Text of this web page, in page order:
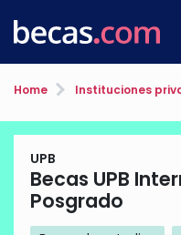
Home Instituciones
UPB
Becas UPB
Posgrado